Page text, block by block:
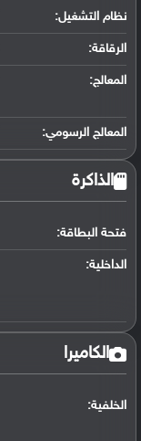
نظام التشغيل:
الرقاقة:
المعالج:
المعالج الرسومي:
الذاكرة
فتحة البطاقة:
الداخلية:
الكاميرا
الخلفية: